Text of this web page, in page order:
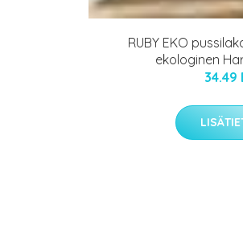
RUBY EKO
ekologinen
34.49